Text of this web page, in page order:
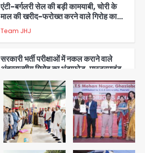
एंटी-बर्गलरी सेल की बड़ी कामयाबी, चोरी के
माल की खरीद-फरोख्त करने वाले गिरोह का
भंडाफोड़
Team JHJ
सरकारी भर्ती परीक्षाओं में नकल कराने वाले
अंतरराज्यीय गिरोह का भंडाफोड़, मास्टरमाइंड
समेत 7 गिरफ्तार
Team JHJ
Narela Road Accident: हरियाणा
पुलिस के सब-इंस्पेक्टर के बेटे ने मर्सिडीज से
मारी टक्कर, 70 वर्षीय राहगीर महिला की मौत
jai hind janab